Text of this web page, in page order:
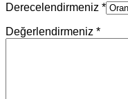
Derecelendirmeniz *
Değerlendirmeniz *